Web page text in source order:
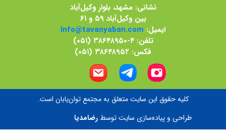
نشانی: مشهد، بلوار وکیل‌آباد
بین وکیل‌آباد ۵۹ و ۶۱
ایمیل: Info@tavanyaban.com
تلفن: ۴-۳۸۶۴۸۹۵۰ (۰۵۱)
فکس: ۳۸۶۴۸۹۵۲ (۰۵۱)
کلیه حقوق اين سایت متعلق به مجتمع توان‌یابان است.
طراحی و پياده‌سازی سايت توسط رضامديا